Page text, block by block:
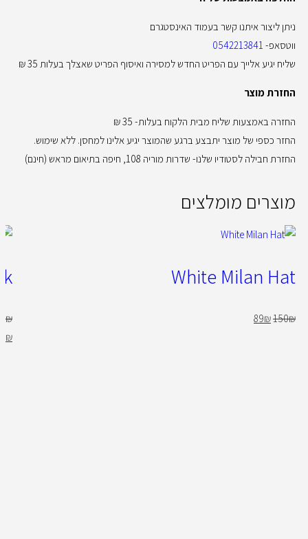
ניתן ליצור איתנו קשר בעמוד האינסטגרם
ווטסאפ- 0542213841
שליח יגיע אלייך עם הפריט החדש למסירה ואיסוף הפריט שאצלך בעלות 35 ₪
החזרת מוצר
החזרה באמצעות שליח מבית הלקוח בעלות- 35 ₪
החזר כספי של מוצר יתבצע ברגע שהמוצר יגיע אלינו למחסן. ללא שימוש.
החזרת חבילה לסטודיו שלנו- שדרות מוריה 108, חיפה בתיאום מראש (חינם)
מוצרים מומלצים
White Milan Hat
150₪
89₪
₪
₪